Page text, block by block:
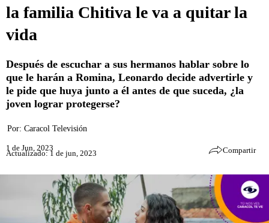
la familia Chitiva le va a quitar la
vida
Después de escuchar a sus hermanos hablar sobre lo
que le harán a Romina, Leonardo decide advertirle y
le pide que huya junto a él antes de que suceda, ¿la
joven lograr protegerse?
Por: Caracol Televisión
1 de Jun, 2023
Actualizado: 1 de jun, 2023 Compartir